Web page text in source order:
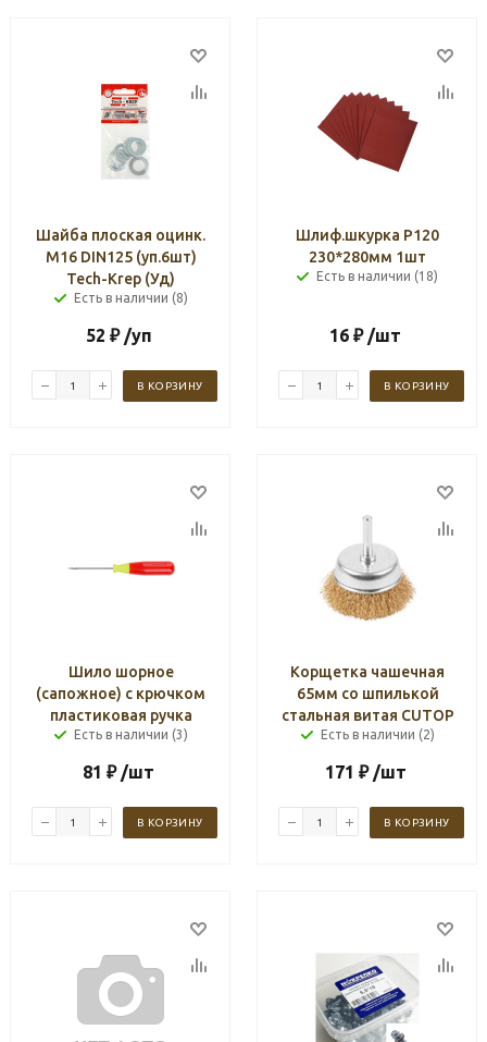
Шайба плоская оцинк.
М16 DIN125 (уп.6шт)
Tech-Krep (Уд)
Есть в наличии (8)
52 ₽ /уп
В КОРЗИНУ
Шлиф.шкурка Р120
230*280мм 1шт
Есть в наличии (18)
16 ₽ /шт
В КОРЗИНУ
Шило шорное
(сапожное) с крючком
пластиковая ручка
Есть в наличии (3)
81 ₽ /шт
В КОРЗИНУ
Корщетка чашечная
65мм со шпилькой
стальная витая CUTOP
Есть в наличии (2)
171 ₽ /шт
В КОРЗИНУ